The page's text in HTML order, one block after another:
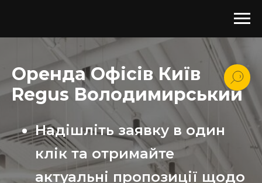
Оренда Офісів Київ
Regus Володимирський
Надішліть заявку в один
клік та отримайте
актуальні пропозиції щодо